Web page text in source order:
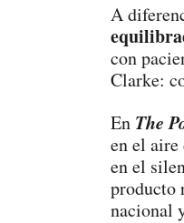
A
con
Clarke:
En The
en el
en el
producto
nacional